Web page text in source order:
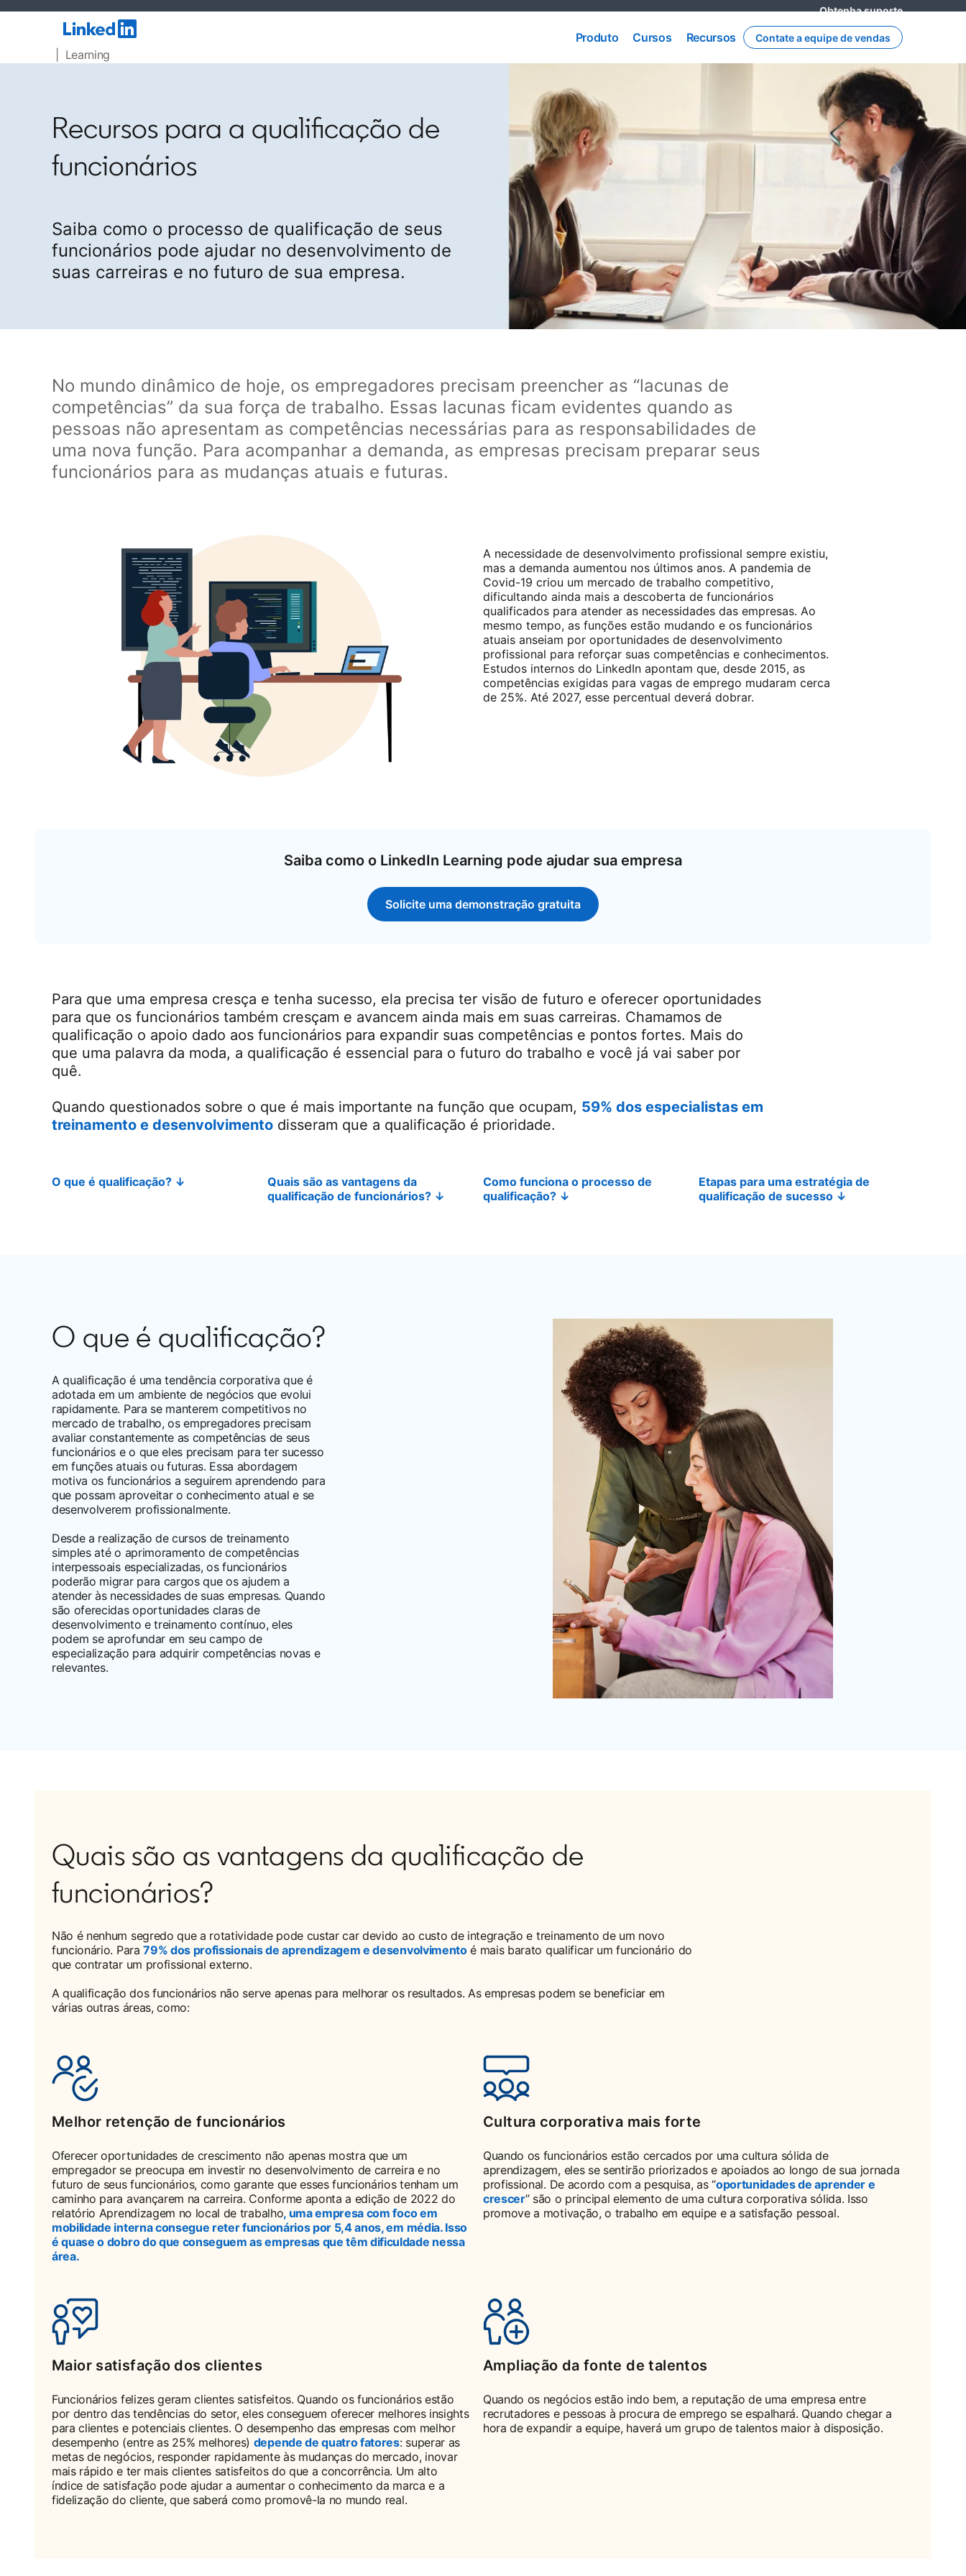
Obtenha suporteopens in a
| Learning
Produto
Produto Cursos
Cursos Recursos
Recursos Contate a equipe de vendas
Recursos para a qualificação de
funcionários
Saiba como o processo de qualificação de seus
funcionários pode ajudar no desenvolvimento de
suas carreiras e no futuro de sua empresa.
No mundo dinâmico de hoje, os empregadores precisam preencher as “lacunas de
competências” da sua força de trabalho. Essas lacunas ficam evidentes quando as
pessoas não apresentam as competências necessárias para as responsabilidades de
uma nova função. Para acompanhar a demanda, as empresas precisam preparar seus
funcionários para as mudanças atuais e futuras.
A necessidade de desenvolvimento profissional sempre existiu,
mas a demanda aumentou nos últimos anos. A pandemia de
Covid-19 criou um mercado de trabalho competitivo,
dificultando ainda mais a descoberta de funcionários
qualificados para atender as necessidades das empresas. Ao
mesmo tempo, as funções estão mudando e os funcionários
atuais anseiam por oportunidades de desenvolvimento
profissional para reforçar suas competências e conhecimentos.
Estudos internos do LinkedIn apontam que, desde 2015, as
competências exigidas para vagas de emprego mudaram cerca
de 25%. Até 2027, esse percentual deverá dobrar.
Saiba como o LinkedIn Learning pode ajudar sua empresa
Solicite uma demonstração gratuita
Para que uma empresa cresça e tenha sucesso, ela precisa ter visão de futuro e oferecer oportunidades
para que os funcionários também cresçam e avancem ainda mais em suas carreiras. Chamamos de
qualificação o apoio dado aos funcionários para expandir suas competências e pontos fortes. Mais do
que uma palavra da moda, a qualificação é essencial para o futuro do trabalho e você já vai saber por
quê.
Quando questionados sobre o que é mais importante na função que ocupam, 59% dos especialistas em
treinamento e desenvolvimento opens in a new tab
disseram que a qualificação é prioridade.
O que é qualificação? ↓
Quais são as vantagens da
qualificação de funcionários? ↓
Como funciona o processo de
qualificação? ↓
Etapas para uma estratégia de
qualificação de sucesso ↓
O que é qualificação?
A qualificação é uma tendência corporativa que é
adotada em um ambiente de negócios que evolui
rapidamente. Para se manterem competitivos no
mercado de trabalho, os empregadores precisam
avaliar constantemente as competências de seus
funcionários e o que eles precisam para ter sucesso
em funções atuais ou futuras. Essa abordagem
motiva os funcionários a seguirem aprendendo para
que possam aproveitar o conhecimento atual e se
desenvolverem profissionalmente.
Desde a realização de cursos de treinamento
simples até o aprimoramento de competências
interpessoais especializadas, os funcionários
poderão migrar para cargos que os ajudem a
atender às necessidades de suas empresas. Quando
são oferecidas oportunidades claras de
desenvolvimento e treinamento contínuo, eles
podem se aprofundar em seu campo de
especialização para adquirir competências novas e
relevantes.
Quais são as vantagens da qualificação de
funcionários?
Não é nenhum segredo que a rotatividade pode custar car devido ao custo de integração e treinamento de um novo
funcionário. Para79% dos profissionais de aprendizagem e desenvolvimentoopens in a new tab
é mais barato qualificar um funcionário do
que contratar um profissional externo.
A qualificação dos funcionários não serve apenas para melhorar os resultados. As empresas podem se beneficiar em
várias outras áreas, como:
Melhor retenção de funcionários
Oferecer oportunidades de crescimento não apenas mostra que um
empregador se preocupa em investir no desenvolvimento de carreira e no
futuro de seus funcionários, como garante que esses funcionários tenham um
caminho para avançarem na carreira. Conforme aponta a edição de 2022 do
relatório Aprendizagem no local de trabalho, uma empresa com foco em
mobilidade interna consegue reter funcionários por 5,4 anos, em média. Isso
é quase o dobro do que conseguem as empresas que têm dificuldade nessa
área.
Cultura corporativa mais forte
Quando os funcionários estão cercados por uma cultura sólida de
aprendizagem, eles se sentirão priorizados e apoiados ao longo de sua jornada
profissional. De acordo com a pesquisa, as “oportunidades de aprender e
cresceropens in a new tab
” são o principal elemento de uma cultura corporativa sólida. Isso
promove a motivação, o trabalho em equipe e a satisfação pessoal.
Maior satisfação dos clientes
Funcionários felizes geram clientes satisfeitos. Quando os funcionários estão
por dentro das tendências do setor, eles conseguem oferecer melhores insights
para clientes e potenciais clientes. O desempenho das empresas com melhor
desempenho (entre as 25% melhores) depende de quatro fatoresopens in a new tab
: superar as
metas de negócios, responder rapidamente às mudanças do mercado, inovar
mais rápido e ter mais clientes satisfeitos do que a concorrência. Um alto
índice de satisfação pode ajudar a aumentar o conhecimento da marca e a
fidelização do cliente, que saberá como promovê-la no mundo real.
Ampliação da fonte de talentos
Quando os negócios estão indo bem, a reputação de uma empresa entre
recrutadores e pessoas à procura de emprego se espalhará. Quando chegar a
hora de expandir a equipe, haverá um grupo de talentos maior à disposição.